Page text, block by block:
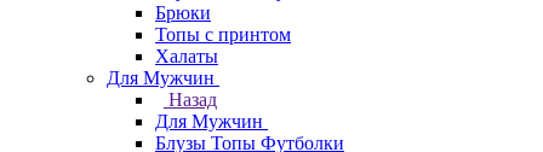
Брюки
Топы с принтом
Халаты
Для Мужчин
Назад
Для Мужчин
Блузы Топы Футболки